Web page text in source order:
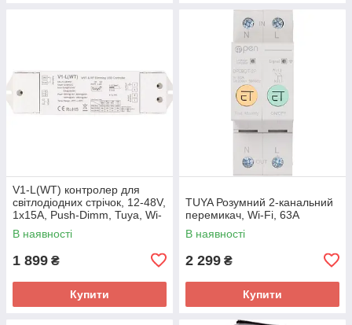
V1-L(WT) контролер для
світлодіодних стрічок, 12-48V,
1x15A, Push-Dimm, Tuya, Wi-
Fi
В наявності
1 899 ₴
Купити
TUYA Розумний 2-канальний
перемикач, Wi-Fi, 63A
В наявності
2 299 ₴
Купити